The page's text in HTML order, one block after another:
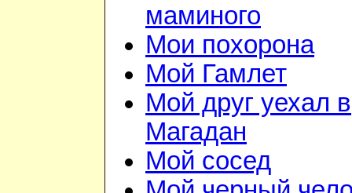
маминого
Мои похорона
Мой Гамлет
Мой друг уехал в
Магадан
Мой сосед